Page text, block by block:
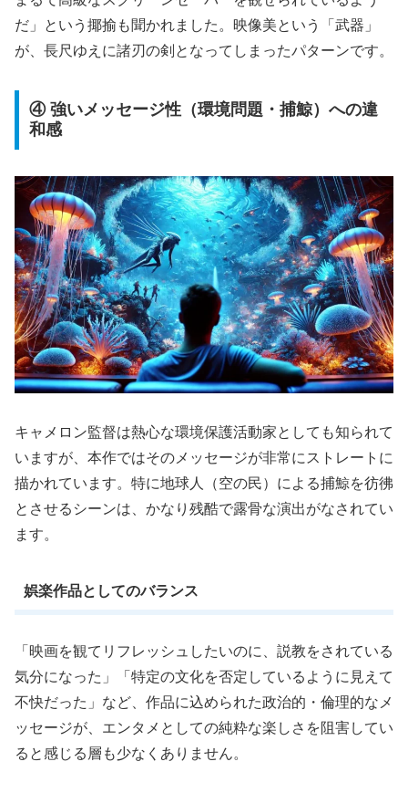
だ」という揶揄も聞かれました。映像美という「武器」
が、長尺ゆえに諸刃の剣となってしまったパターンです。
④ 強いメッセージ性（環境問題・捕鯨）への違
和感
キャメロン監督は熱心な環境保護活動家としても知られて
いますが、本作ではそのメッセージが非常にストレートに
描かれています。特に地球人（空の民）による捕鯨を彷彿
とさせるシーンは、かなり残酷で露骨な演出がなされてい
ます。
娯楽作品としてのバランス
「映画を観てリフレッシュしたいのに、説教をされている
気分になった」「特定の文化を否定しているように見えて
不快だった」など、作品に込められた政治的・倫理的なメ
ッセージが、エンタメとしての純粋な楽しさを阻害してい
ると感じる層も少なくありません。